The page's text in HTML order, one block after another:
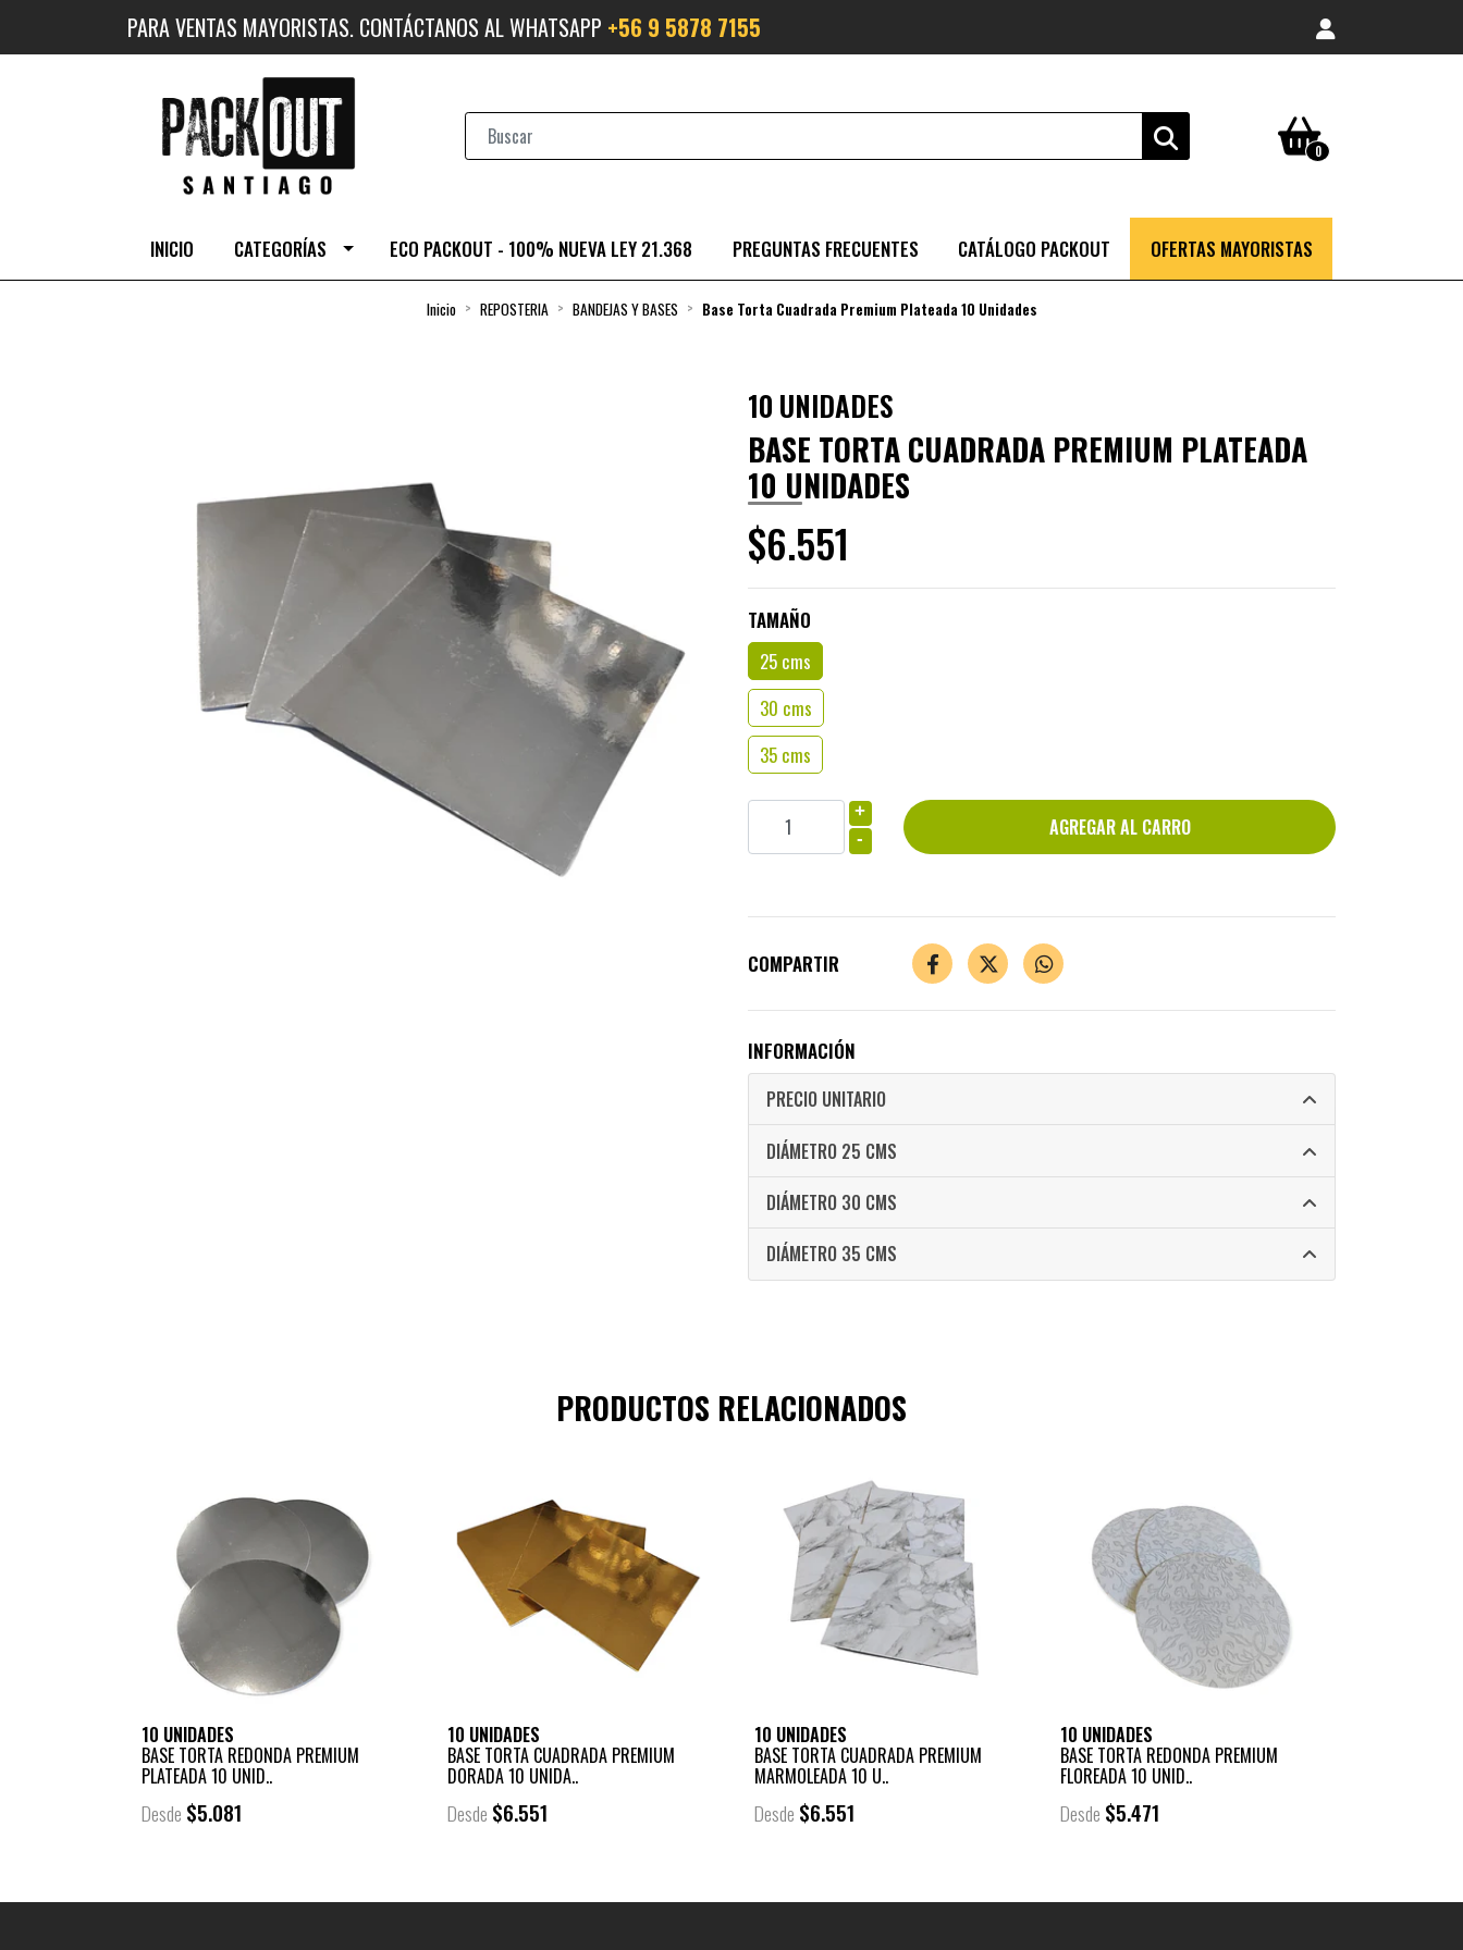
PARA VENTAS MAYORISTAS. CONTÁCTANOS AL WHATSAPP +56 9 5878 7155
0
INICIO CATEGORÍAS ECO PACKOUT - 100% NUEVA LEY 21.368 PREGUNTAS FRECUENTES CATÁLOGO PACKOUT OFERTAS MAYORISTAS
Inicio REPOSTERIA BANDEJAS Y BASES Base Torta Cuadrada Premium Plateada 10 Unidades
10 UNIDADES
BASE TORTA CUADRADA PREMIUM PLATEADA
10 UNIDADES
$6.551
TAMAÑO
25 cms
30 cms
35 cms
+
-
COMPARTIR
INFORMACIÓN
PRECIO UNITARIO
DIÁMETRO 25 CMS
DIÁMETRO 30 CMS
DIÁMETRO 35 CMS
PRODUCTOS RELACIONADOS
10 UNIDADES
BASE TORTA REDONDA PREMIUM
PLATEADA 10 UNID..
Desde $5.081
10 UNIDADES
BASE TORTA CUADRADA PREMIUM
DORADA 10 UNIDA..
Desde $6.551
10 UNIDADES
BASE TORTA CUADRADA PREMIUM
MARMOLEADA 10 U..
Desde $6.551
10 UNIDADES
BASE TORTA REDONDA PREMIUM
FLOREADA 10 UNID..
Desde $5.471